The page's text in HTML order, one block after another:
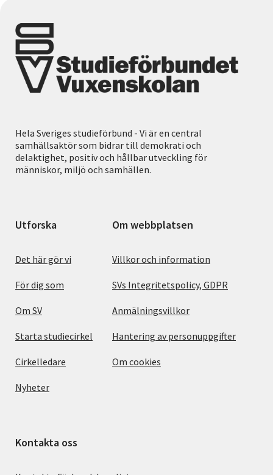
Hela Sveriges studieförbund - Vi är en central
samhällsaktör som bidrar till demokrati och
delaktighet, positiv och hållbar utveckling för
människor, miljö och samhällen.
Utforska
Det här gör vi
För dig som
Om SV
Starta studiecirkel
Cirkelledare
Nyheter
Om webbplatsen
Villkor och information
SVs Integritetspolicy, GDPR
Anmälningsvillkor
Hantering av personuppgifter
Om cookies
Kontakta oss